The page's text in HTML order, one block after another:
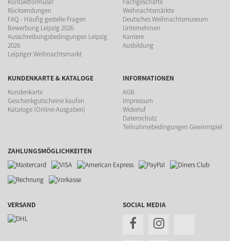
Rücksendungen
FAQ - Häufig gestelle Fragen
Bewerbung Leipzig 2026
Ausschreibungsbedingungen Leipzig
2026
Leipziger Weihnachtsmarkt
Weihnachtsmärkte
Deutsches Weihnachtsmuseum
Unternehmen
Karriere
Ausbildung
KUNDENKARTE & KATALOGE
Kundenkarte
Geschenkgutscheine kaufen
Kataloge (Online-Ausgaben)
INFORMATIONEN
AGB
Impressum
Widerruf
Datenschutz
Teilnahmebedingungen Gewinnspiel
ZAHLUNGSMÖGLICHKEITEN
VERSAND SOCIAL MEDIA